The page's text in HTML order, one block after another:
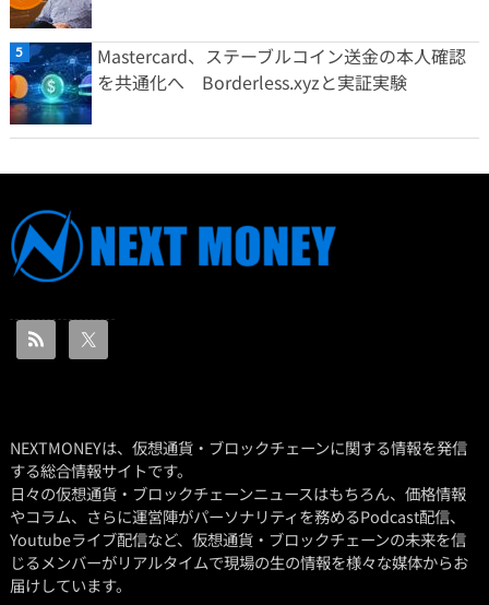
Mastercard、ステーブルコイン送金の本人確認
を共通化へ Borderless.xyzと実証実験
NEXTMONEYは、仮想通貨・ブロックチェーンに関する情報を発信
する総合情報サイトです。
日々の仮想通貨・ブロックチェーンニュースはもちろん、価格情報
やコラム、さらに運営陣がパーソナリティを務めるPodcast配信、
Youtubeライブ配信など、仮想通貨・ブロックチェーンの未来を信
じるメンバーがリアルタイムで現場の生の情報を様々な媒体からお
届けしています。